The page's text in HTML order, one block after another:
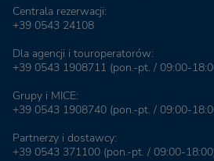
Centrala rezerwacji:
+39 0543 24108
Dla agencji i touroperatorów:
+39 0543 1908711 (pon.-pt. / 09:00-
Grupy i MICE:
+39 0543 1908740 (pon.-pt. / 09:00-
Partnerzy i dostawcy:
+39 0543 371100 (pon.-pt. / 09:00-